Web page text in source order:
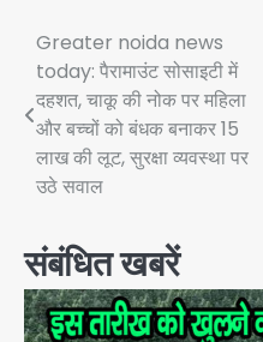
Post
navigation
Greater noida news
today: पैरामाउंट सोसाइटी में
दहशत, चाकू की नोक पर महिला
और बच्चों को बंधक बनाकर 15
लाख की लूट, सुरक्षा व्यवस्था पर
उठे सवाल
संबंधित खबरें